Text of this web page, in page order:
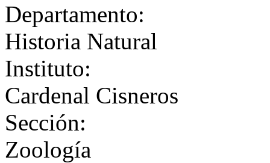
Departamento:
Historia Natural
Instituto:
Cardenal Cisneros
Sección:
Zoología